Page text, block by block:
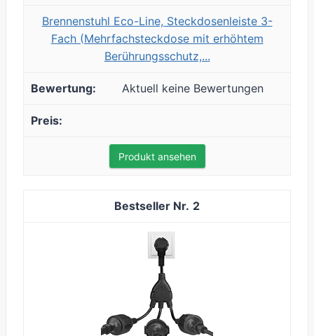
Brennenstuhl Eco-Line, Steckdosenleiste 3-
Fach (Mehrfachsteckdose mit erhöhtem
Berührungsschutz,...
Aktuell keine Bewertungen
Produkt ansehen
2